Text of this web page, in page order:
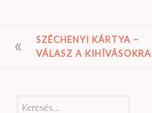
BEJEGYZÉS
NAVIGÁCIÓ
SZÉCHENYI KÁRTYA –
VÁLASZ A KIHÍVÁSOKRA